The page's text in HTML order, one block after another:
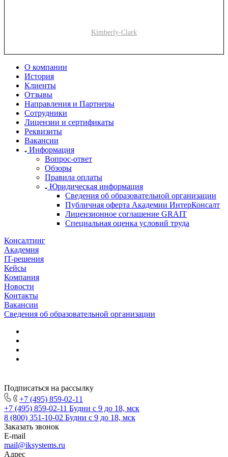
Kimberly-Clark
О компании
История
Клиенты
Отзывы
Направления и Партнеры
Сотрудники
Лицензии и сертификаты
Реквизиты
Вакансии
Информация
Вопрос-ответ
Обзоры
Правила оплаты
Юридическая информация
Сведения об образовательной организации
Публичная оферта Академии ИнтерКонсалт
Лицензионное соглашение GRAIT
Специальная оценка условий труда
Консалтинг
Академия
IT-решения
Кейсы
Компания
Новости
Контакты
Вакансии
Сведения об образовательной организации
Подписаться на рассылку
+7 (495) 859-02-11
+7 (495) 859-02-11 Будни с 9 до 18, мск
8 (800) 351-10-02 Будни с 9 до 18, мск
Заказать звонок
E-mail
mail@iksystems.ru
Адрес